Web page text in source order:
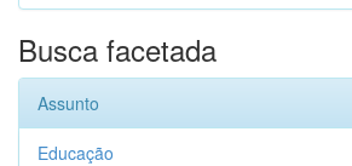
Busca facetada
Assunto
Educação